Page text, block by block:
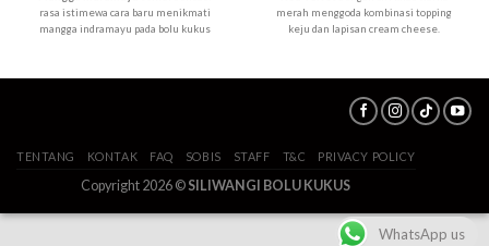
rasa istimewa cara baru menikmati
mangga indramayu pada bolu kukus
merah menggoda kombinasi topping
keju dan lapisan cream cheese.
TENTANG KONTAK FAQ SOBIS STAFF T&C PRIVACY POLICY
Copyright 2026 © SILIWANGI BOLU KUKUS
WhatsApp us